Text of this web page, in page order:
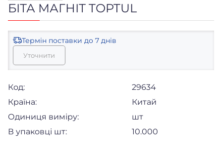
БІТА МАГНІТ TOPTUL
Термін поставки до 7 днів
Уточнити
Код:
29634
Країна:
Китай
Одиниця виміру:
шт
В упаковці шт:
10.000